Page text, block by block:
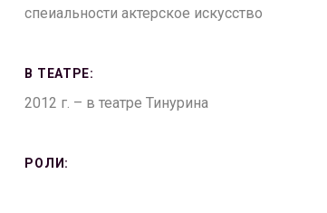
спеиальности актерское искусство
В ТЕАТРЕ:
2012 г. – в театре Тинурина
РОЛИ: